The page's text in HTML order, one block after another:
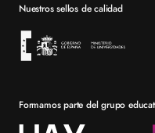
Bolsa de empleo
Por qué elegir XTART
Nuestros sellos de calidad
Formamos parte del grupo